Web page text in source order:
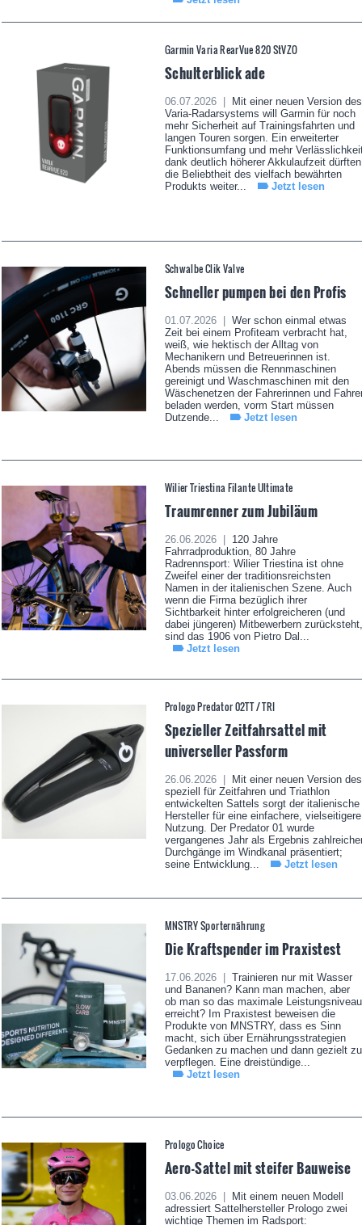
Garmin Varia RearVue 820 StVZO
Schulterblick ade
06.07.2026 |
Mit einer neuen Version des
Varia-Radarsystems will Garmin für noch
mehr Sicherheit auf Trainingsfahrten und
langen Touren sorgen. Ein erweiterter
Funktionsumfang und mehr
dank deutlich höherer Akkulaufzeit dürften
die Beliebtheit des vielfach bewährten
Produkts weiter...
Jetzt lesen
Schwalbe Clik Valve
Schneller pumpen bei den Profis
01.07.2026 |
Wer schon einmal etwas
Zeit bei einem Profiteam verbracht hat,
weiß, wie hektisch der Alltag von
Mechanikern und Betreuerinnen ist.
Abends müssen die Rennmaschinen
gereinigt und Waschmaschinen mit den
Wäschenetzen der Fahrerinnen und
beladen werden, vorm Start müssen
Dutzende...
Jetzt lesen
Wilier Triestina Filante Ultimate
Traumrenner zum Jubiläum
26.06.2026 |
120 Jahre
Fahrradproduktion, 80 Jahre
Radrennsport: Wilier Triestina ist ohne
Zweifel einer der traditionsreichsten
Namen in der italienischen Szene. Auch
wenn die Firma bezüglich ihrer
Sichtbarkeit hinter erfolgreicheren (und
dabei jüngeren) Mitbewerbern zurücksteht,
sind das 1906 von Pietro Dal...
Jetzt lesen
Prologo Predator 02TT / TRI
Spezieller Zeitfahrsattel mit
universeller Passform
26.06.2026 |
Mit einer neuen Version des
speziell für Zeitfahren und Triathlon
entwickelten Sattels sorgt der italienische
Hersteller für eine einfachere, vielseitigere
Nutzung. Der Predator 01 wurde
vergangenes Jahr als Ergebnis
Durchgänge im Windkanal präsentiert;
seine Entwicklung...
Jetzt lesen
MNSTRY Sporternährung
Die Kraftspender im Praxistest
17.06.2026 |
Trainieren nur mit Wasser
und Bananen? Kann man machen, aber
ob man so das maximale Leistungsniveau
erreicht? Im Praxistest beweisen die
Produkte von MNSTRY, dass es Sinn
macht, sich über Ernährungsstrategien
Gedanken zu machen und dann gezielt zu
verpflegen. Eine dreistündige...
Jetzt lesen
Prologo Choice
Aero-Sattel mit steifer Bauweise
03.06.2026 |
Mit einem neuen Modell
adressiert Sattelhersteller Prologo zwei
wichtige Themen im Radsport: